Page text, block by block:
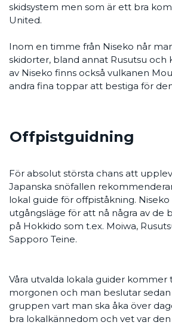
skidsystem men som är ett bra
United.
Inom en timme från Niseko når
skidorter, bland annat Rusutsu och
av Niseko finns också vulkanen
andra fina toppar att bestiga för
Offpistguidning
För absolut största chans att
Japanska snöfallen
lokal guide för offpiståkning.
utgångsläge för att nå några av de
på Hokkido som t.ex. Moiwa,
Sapporo Teine.
Våra utvalda lokala guider kommer
morgonen och man beslutar
gruppen vart man ska åka över
bra lokalkännedom och vet var